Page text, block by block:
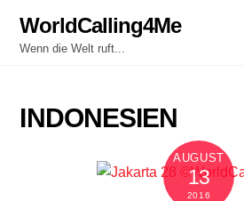
content
WorldCalling4Me
Wenn die Welt ruft...
INDONESIEN
AUGUST
13
2016